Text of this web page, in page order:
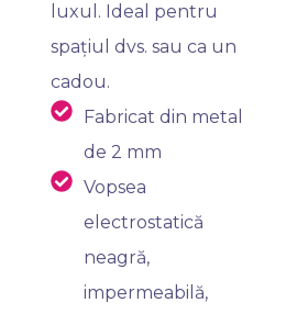
luxul. Ideal pentru
spațiul dvs. sau ca un
cadou.
Fabricat din metal
de 2 mm
Vopsea
electrostatică
neagră,
impermeabilă,